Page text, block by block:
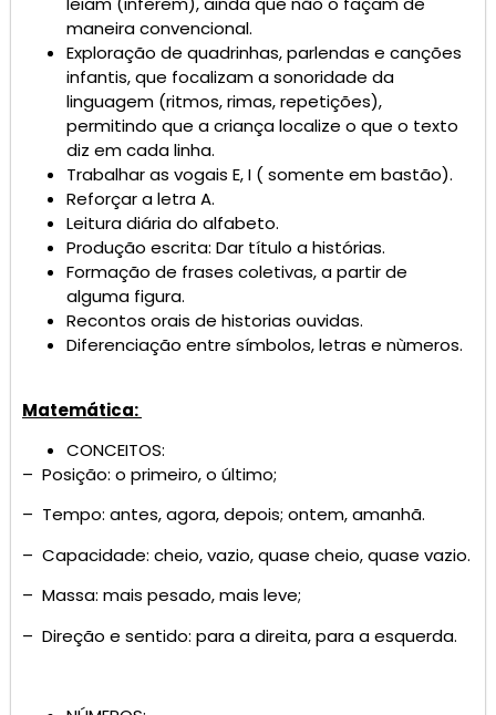
maneira convencional.
Exploração de quadrinhas, parlendas e canções
infantis, que focalizam a sonoridade da
linguagem (ritmos, rimas, repetições),
permitindo que a criança localize o que o texto
diz em cada linha.
Trabalhar as vogais E, I ( somente em bastão).
Reforçar a letra A.
Leitura diária do alfabeto.
Produção escrita: Dar título a histórias.
Formação de frases coletivas, a partir de
alguma figura.
Recontos orais de historias ouvidas.
Diferenciação entre símbolos, letras e nùmeros.
Matemática:
CONCEITOS:
– Posição: o primeiro, o último;
– Tempo: antes, agora, depois; ontem, amanhã.
– Capacidade: cheio, vazio, quase cheio, quase vazio.
– Massa: mais pesado, mais leve;
– Direção e sentido: para a direita, para a esquerda.